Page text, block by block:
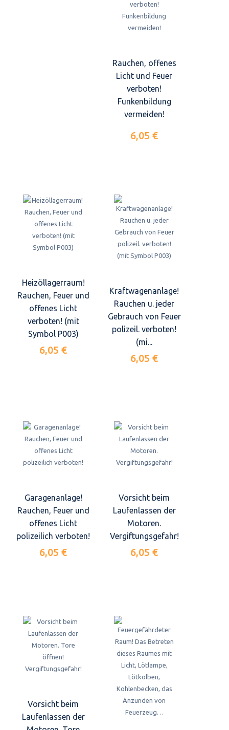
Rauchen, offenes
Licht und Feuer
verboten!
Funkenbildung
vermeiden!
6,05 €
Heizöllagerraum!
Rauchen, Feuer und
offenes Licht
verboten! (mit
Symbol P003)
6,05 €
Kraftwagenanlage!
Rauchen u. jeder
Gebrauch von Feuer
polizeil. verboten!
(mi...
6,05 €
Garagenanlage!
Rauchen, Feuer und
offenes Licht
polizeilich verboten!
6,05 €
Vorsicht beim
Laufenlassen der
Motoren.
Vergiftungsgefahr!
6,05 €
Vorsicht beim
Laufenlassen der